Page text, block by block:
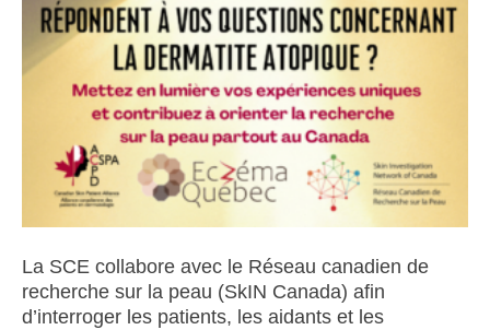
La SCE collabore avec le Réseau canadien de
recherche sur la peau (SkIN Canada) afin
d’interroger les patients, les aidants et les